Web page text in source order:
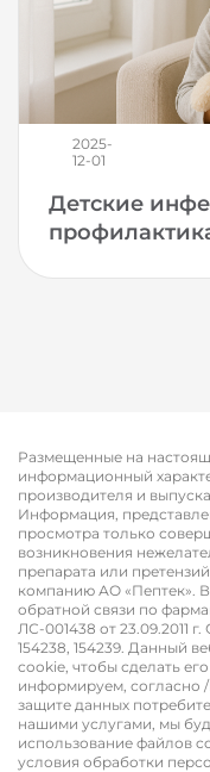
2025-
12-01
Детские
Размещенные на
информационный
производителя и
Информация,
просмотра только
возникновения
препарата или
компанию АО «Пептек».
обратной связи по
ЛС-001438 от 23.09.2011
154238, 154239. Данный
cookie, чтобы сделать
информируем, согласно
защите данных
нашими услугами, мы
использование файлов
условия обработки